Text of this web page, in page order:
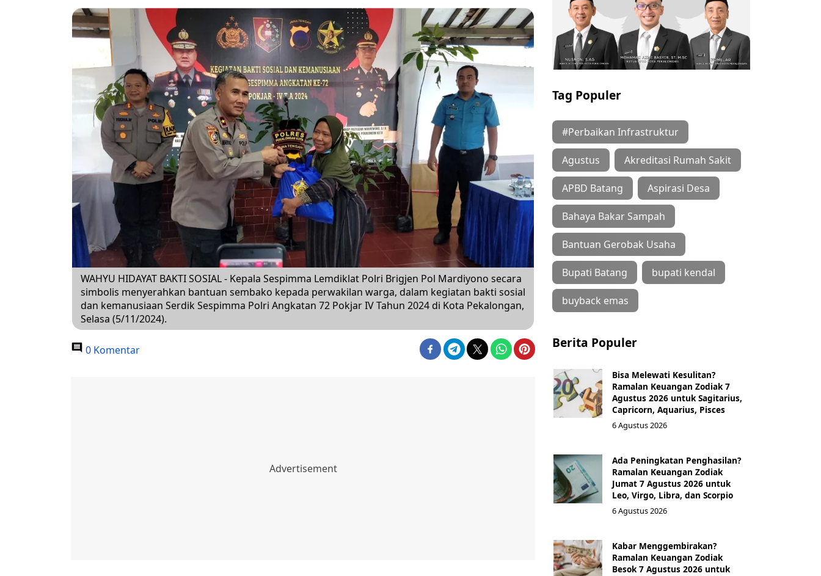
WAHYU HIDAYAT BAKTI SOSIAL - Kepala Sespimma Lemdiklat Polri Brigjen Pol Mardiyono secara
simbolis menyerahkan bantuan sembako kepada perwakilan warga, dalam kegiatan bakti sosial
dan kemanusiaan Serdik Sespimma Polri Angkatan 72 Pokjar IV Tahun 2024 di Kota Pekalongan,
Selasa (5/11/2024).
0 Komentar
Tag Populer
#Perbaikan Infrastruktur
Agustus Akreditasi Rumah Sakit
APBD Batang Aspirasi Desa
Bahaya Bakar Sampah
Bantuan Gerobak Usaha
Bupati Batang bupati kendal
buyback emas
Berita Populer
Bisa Melewati Kesulitan?
Ramalan Keuangan Zodiak 7
Agustus 2026 untuk Sagitarius,
Capricorn, Aquarius, Pisces
6 Agustus 2026
Ada Peningkatan Penghasilan?
Ramalan Keuangan Zodiak
Jumat 7 Agustus 2026 untuk
Leo, Virgo, Libra, dan Scorpio
6 Agustus 2026
Kabar Menggembirakan?
Ramalan Keuangan Zodiak
Besok 7 Agustus 2026 untuk